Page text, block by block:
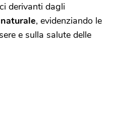
derivanti dagli
, evidenziando le
e sulla salute delle